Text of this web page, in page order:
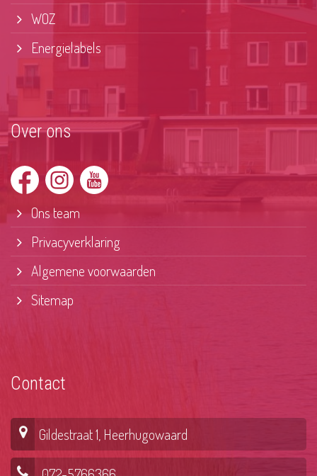
WOZ
Energielabels
Over ons
Ons team
Privacyverklaring
Algemene voorwaarden
Sitemap
Contact
Gildestraat 1, Heerhugowaard